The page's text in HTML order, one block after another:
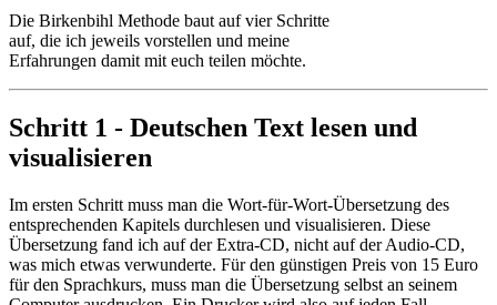
Die Birkenbihl Methode baut auf vier Schritte
auf, die ich jeweils vorstellen und meine
Erfahrungen damit mit euch teilen möchte.
Schritt 1 - Deutschen Text lesen und
visualisieren
Im ersten Schritt muss man die Wort-für-Wort-Übersetzung des
entsprechenden Kapitels durchlesen und visualisieren. Diese
Übersetzung fand ich auf der Extra-CD, nicht auf der Audio-CD,
was mich etwas verwunderte. Für den günstigen Preis von 15 Euro
für den Sprachkurs, muss man die Übersetzung selbst an seinem